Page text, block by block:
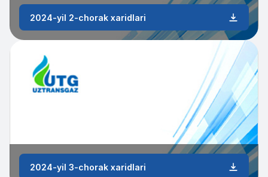
2024-yil 2-chorak xaridlari
2024-yil 3-chorak xaridlari